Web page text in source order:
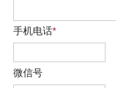
手机电话*
微信号